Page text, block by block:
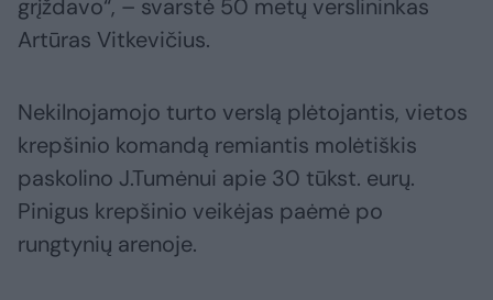
grįždavo“, – svarstė 50 metų verslininkas
Artūras Vitkevičius.
Nekilnojamojo turto verslą plėtojantis, vietos
krepšinio komandą remiantis molėtiškis
paskolino J.Tumėnui apie 30 tūkst. eurų.
Pinigus krepšinio veikėjas paėmė po
rungtynių arenoje.